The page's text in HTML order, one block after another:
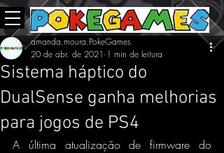
Sistema háptico do
DualSense ganha melhorias
para jogos de PS4
amanda.moura.PokeGames
20 de abr. de 2021 1 min de leitura
A última atualização de firmware do